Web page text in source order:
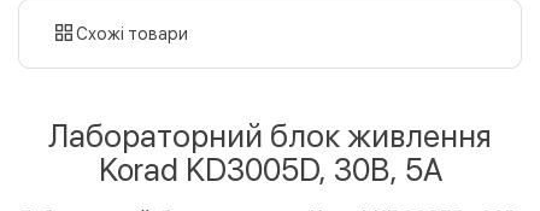
картою
LiqPay
Apple Pay
Схожі товари
Лабораторний блок живлення
Korad KD3005D, 30B, 5A